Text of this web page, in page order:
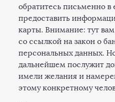
обратитесь письменно в
предоставить
карты. Внимание: тут
со ссылкой на закон о
персональных данных.
дальнейшем послужит
имели желания и
этому конкретному